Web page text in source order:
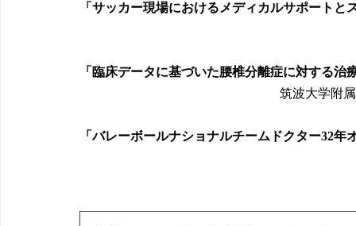
「サッカー現場におけるメディカルサポート
「臨床データに基づいた腰椎分離症に対する治
筑波大学附
「バレーボールナショナルチームドクター32